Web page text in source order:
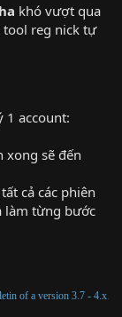
khó vượt qua
tool reg nick tự
1 account:
xong sẽ đến
cả các phiên
làm từng bước
of a version 3.7 - 4.x